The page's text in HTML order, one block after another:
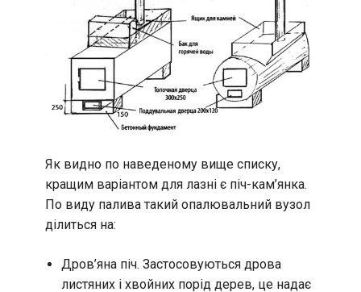
Як видно по наведеному вище списку,
кращим варіантом для лазні є піч-кам’янка.
По виду палива такий опалювальний вузол
ділиться на:
Дров’яна піч. Застосовуються дрова
листяних і хвойних порід дерев, це надає